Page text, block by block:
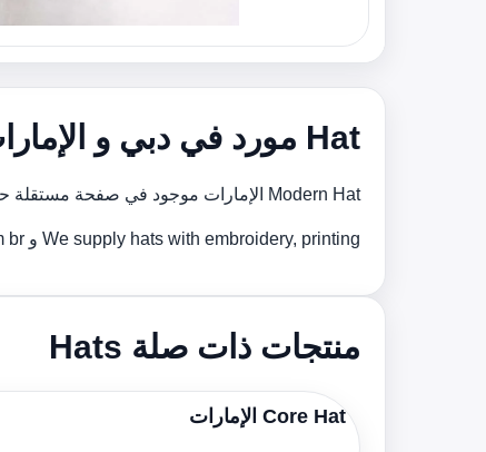
Hat مورد في دبي و الإمارات
Modern Hat الإمارات موجود في صفحة مستقلة حتى يمكن مشاركة الموديل المطلوب مع فريقنا للحصول على تسعير أسرع ودعم أفضل للإنتاج.
We supply hats with embroidery, printing و custom brوing support for bulk orders across the الإمارات.
منتجات ذات صلة Hats
Core Hat الإمارات